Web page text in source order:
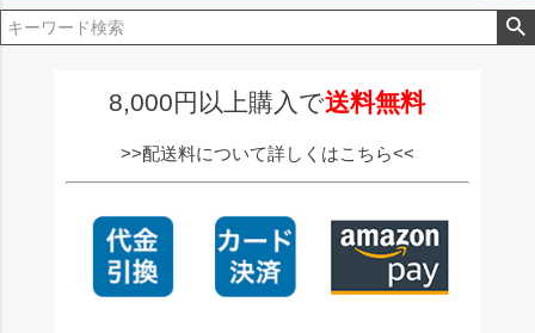
ペー
ジト
8,000円以上購入で送料無料
>>配送料について詳しくはこちら<<